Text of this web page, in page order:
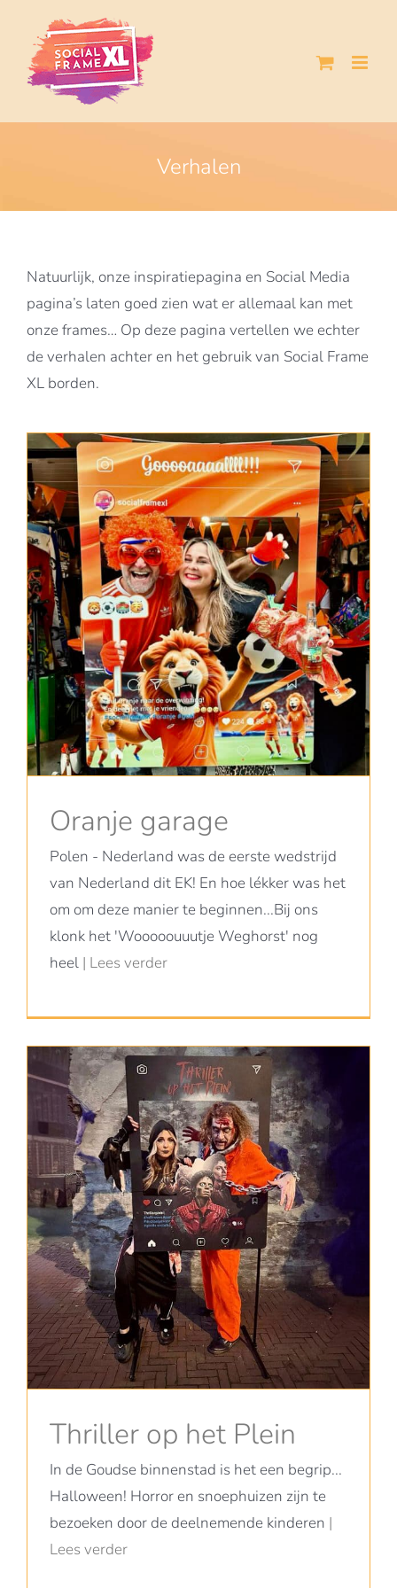
inhoud
Verhalen
Natuurlijk, onze inspiratiepagina en Social Media
pagina’s laten goed zien wat er allemaal kan met
onze frames… Op deze pagina vertellen we echter
de verhalen achter en het gebruik van Social Frame
XL borden.
Oranje garage
Polen - Nederland was de eerste wedstrijd
van Nederland dit EK! En hoe lékker was het
om om deze manier te beginnen...Bij ons
klonk het 'Wooooouuutje Weghorst' nog
heel| Lees verder
Thriller op het Plein
In de Goudse binnenstad is het een begrip...
Halloween! Horror en snoephuizen zijn te
bezoeken door de deelnemende kinderen |
Lees verder